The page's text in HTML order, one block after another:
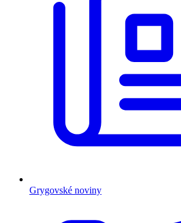
Grygovské noviny